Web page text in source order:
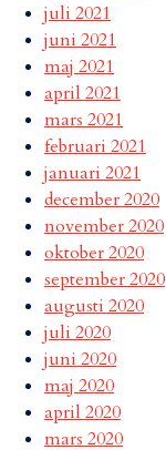
juli 2021
juni 2021
maj 2021
april 2021
mars 2021
februari 2021
januari 2021
december 2020
november 2020
oktober 2020
september 2020
augusti 2020
juli 2020
juni 2020
maj 2020
april 2020
mars 2020